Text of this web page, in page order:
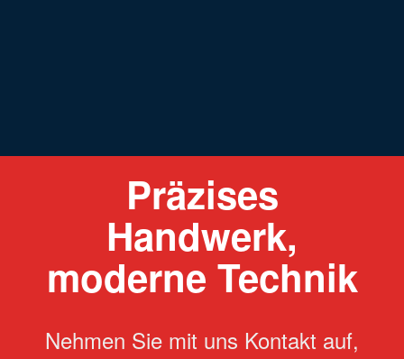
Präzises
Handwerk,
moderne Technik
Nehmen Sie mit uns Kontakt auf,